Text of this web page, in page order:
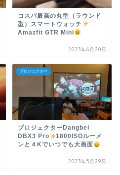
コスパ最高の丸型（ラウンド
型）スマートウォッチ
Amazfit GTR Mini
2023年6月20日
プロジェクター
プロジェクターDangbei
DBX3 Pro
1800ISOルーメ
ンと４Kでいつでも大画面
2023年5月29日